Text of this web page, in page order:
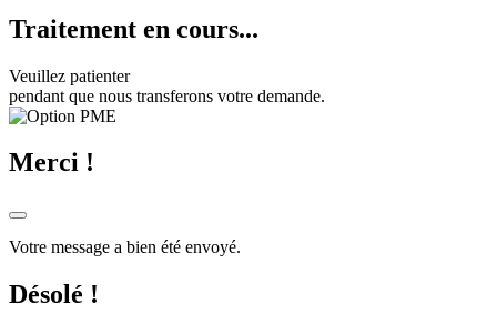
Traitement en cours...
Veuillez patienter
pendant que nous transferons votre demande.
Merci !
Votre message a bien été envoyé.
Désolé !